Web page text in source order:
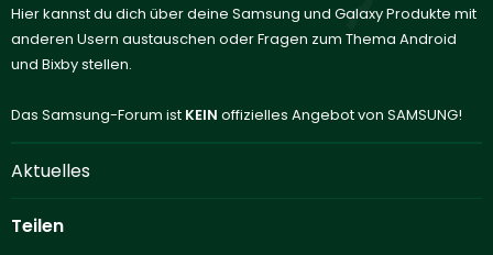
Hier kannst du dich über deine Samsung und Galaxy Produkte mit
anderen Usern austauschen oder Fragen zum Thema Android
und Bixby stellen.
Das Samsung-Forum ist KEIN offizielles Angebot von SAMSUNG!
Aktuelles
Teilen